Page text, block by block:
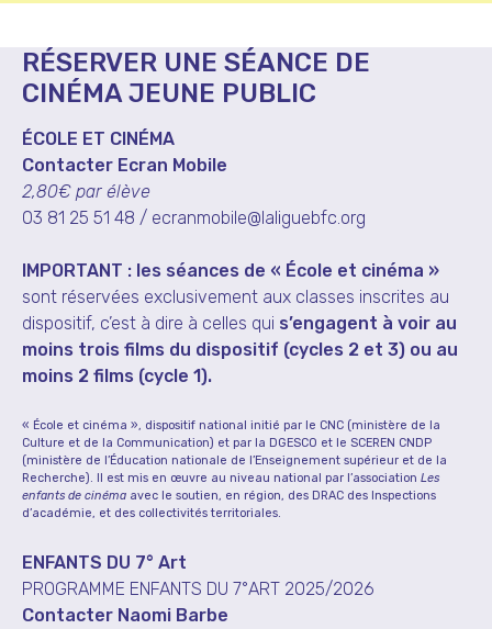
RÉSERVER UNE SÉANCE DE
CINÉMA JEUNE PUBLIC
ÉCOLE ET CINÉMA
Contacter Ecran Mobile
2,80€ par élève
03 81 25 51 48 / ecranmobile@laliguebfc.org
IMPORTANT : les séances de « École et cinéma »
sont réservées exclusivement aux classes inscrites au
dispositif, c’est à dire à celles qui s’engagent à voir au
moins trois films du dispositif (cycles 2 et 3) ou au
moins 2 films (cycle 1).
« École et cinéma », dispositif national initié par le CNC (ministère de la
Culture et de la Communication) et par la DGESCO et le SCEREN CNDP
(ministère de l’Éducation nationale de l’Enseignement supérieur et de la
Recherche). Il est mis en œuvre au niveau national par l’association Les
enfants de cinéma avec le soutien, en région, des DRAC des Inspections
d’académie, et des collectivités territoriales.
ENFANTS DU 7° Art
PROGRAMME ENFANTS DU 7°ART 2025/2026
Contacter Naomi Barbe